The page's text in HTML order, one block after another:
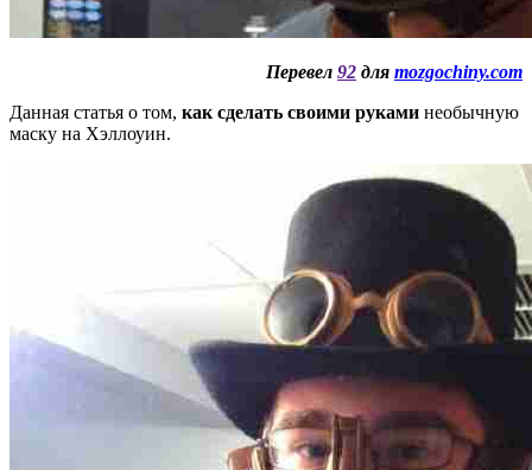
Перевел 92 для mozgochiny.com
Данная статья о том, как сделать своими руками необычную
маску на Хэллоуин.